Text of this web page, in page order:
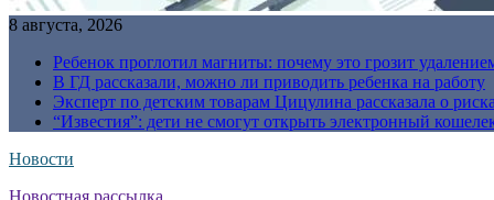
8 августа, 2026
Ребенок проглотил магниты: почему это грозит
В ГД рассказали, можно ли приводить ребенка на работу
Эксперт по детским товарам Цицулина рассказала о
“Известия”: дети не смогут открыть электронный
Новости
Новостная рассылка